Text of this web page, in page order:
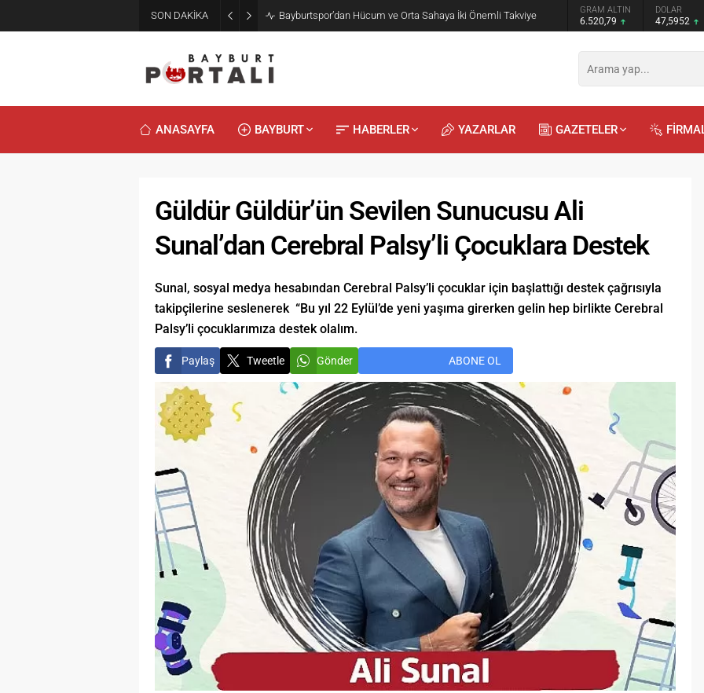
SON DAKİKA Bayburt’ta Minik Öğrencilere Jandarma Mesleği TanıtıldıGRAM ALTIN
6.520,79
DOLAR
47,5952
EURO
55,0575
ANASAYFA BAYBURT HABERLER YAZARLAR GAZETELER
Güldür Güldür’ün Sevilen Sunucusu Ali
Sunal’dan Cerebral Palsy’li Çocuklara Destek
Sunal, sosyal medya hesabından Cerebral Palsy’li çocuklar için başlattığı destek çağrısıyla
takipçilerine seslenerek “Bu yıl 22 Eylül’de yeni yaşıma girerken gelin hep birlikte Cerebral
Palsy’li çocuklarımıza destek olalım.
Paylaş Tweetle Gönder ABONE OL
29.04.2026 - 12:23
toplumların gelişiminde ve
değişiminde geniş yer etmiş
hayati öneme sahip bir olgu
olarak tarih boyunca konu olmuş
temel bir insan işlevidir.
Öğrenme eğitim bilimcilerce
kişinin çevresi ile etkileşimi
sonucunda meydana gelen kalıcı
izli bilişsel, duyuşsal ve
davranışsal...